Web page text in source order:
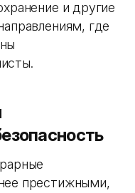
и другие
где
престижными,